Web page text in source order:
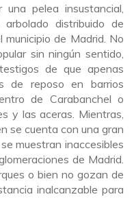
pelea insustancial,
distribuido de
de Madrid. No
sin ningún sentido,
de que apenas
de reposo en barrios
de Carabanchel o
y las aceras. Mientras,
se cuenta con una gran
muestran inaccesibles
de Madrid.
o bien no gozan de
inalcanzable para